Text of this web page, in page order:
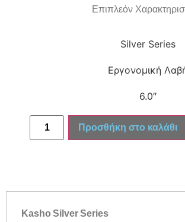
Επιπλεόν
Silver Series
Εργονομική
6.0″
Προσθήκη στο καλάθι
Kasho Silver Series